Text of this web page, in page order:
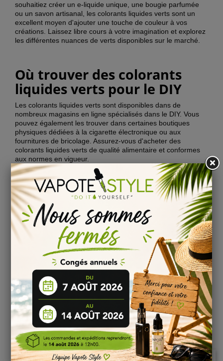
souhaitiez créer un e-liquide unique, une bougie parfumée
ou un savon artisanal, les colorants liquides verts sont un
excellent moyen d'ajouter une touche de couleur à vos
créations. Laissez libre cours à votre imagination et explorez
les différentes nuances de verts disponibles sur le marché.
Où trouver des colorants
liquides verts pour le DIY
Les colorants liquides verts sont disponibles dans de
nombreux magasins en ligne spécialisés dans le DIY. Vous
pouvez également les trouver dans certaines boutiques
physiques dédiées à la cigarette électronique ou aux
fournitures de bricolage. Assurez-vous d'acheter des
colorants liquides verts de qualité alimentaire et conformes
aux normes en vigueur.
Colorants liquides verts pour
le DIY eliquide
Les colorants liquides verts sont un excellent moyen
d'ajouter une touche de couleur à vos préparations DIY. Ils
sont faciles à utiliser, ne modifient pas le goût de vos
créations et sont conformes aux normes alimentaires. Que
vous soyez un amateur de vape ou un passionné de création
artisanale, les colorants liquides verts vous permettront de
donner vie à vos idées créatives. N'hésitez pas à
expérimenter avec différentes nuances de verts pour obtenir
des résultats visuellement attrayants. Alors, laissez libre
cours à votre créativité et profitez de la magie des colorants
liquides verts dans vos préparations DIY.
Question(1)